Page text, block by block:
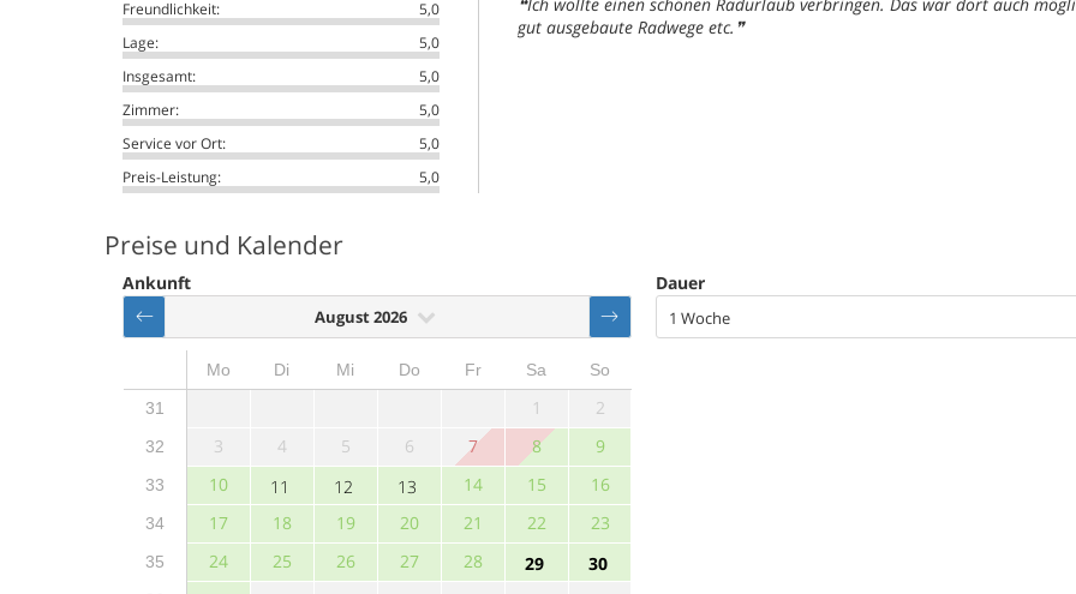
Freundlichkeit:
5,0
Lage:
5,0
Insgesamt:
5,0
Zimmer:
5,0
Service vor Ort:
5,0
Preis-Leistung:
5,0
gut ausgebaute Radwege etc.
Preise und Kalender
Ankunft
August 2026
Mo Di Mi Do Fr Sa
So
31
1 2
32 3 4 5 6 7 8 9
33 10 11 12 13 14 15 16
34 17 18 19 20 21 22 23
35 24 25 26 27 28 29 30
Dauer
1 Woche